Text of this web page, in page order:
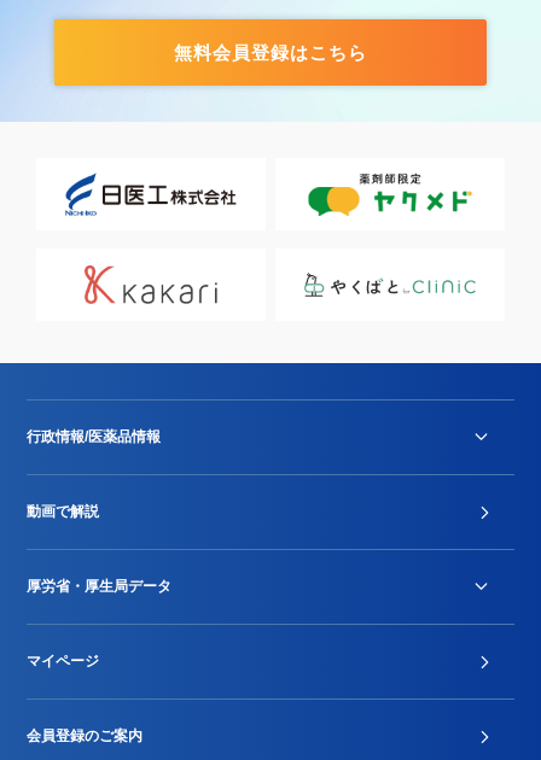
無料会員登録はこちら
行政情報/医薬品情報
Stu-GEレポート
動画で解説
厚労省・厚生局データ
2024年度新設項目届出状況
マイページ
会員登録のご案内